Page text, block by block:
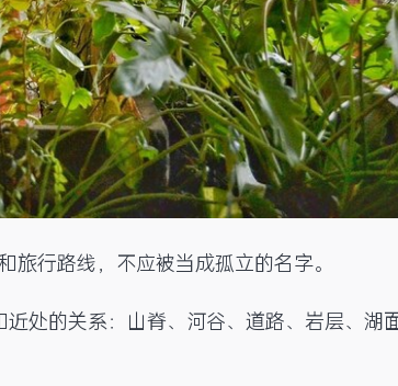
行路线，不应被当成孤立的名字。
处的关系：山脊、河谷、道路、岩层、湖